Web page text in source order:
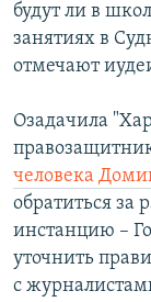
будут ли в
занятиях в
отмечают
Озадачила
человека
обратиться
инстанцию –
уточнить
с